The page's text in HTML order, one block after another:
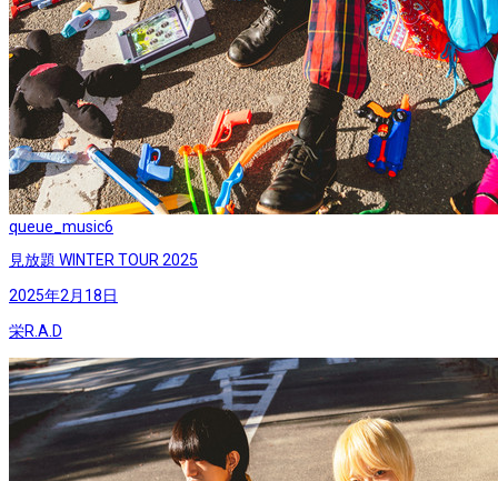
queue_music6
見放題 WINTER TOUR 2025
2025年2月18日
栄R.A.D